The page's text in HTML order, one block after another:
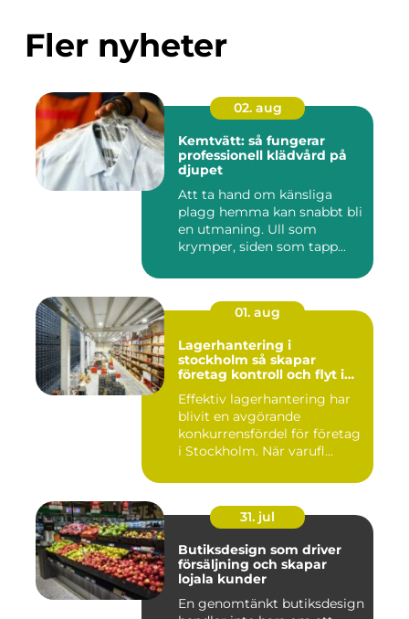
Fler nyheter
02. aug
Kemtvätt: så fungerar
professionell klädvård på
djupet
Att ta hand om känsliga
plagg hemma kan snabbt bli
en utmaning. Ull som
krymper, siden som tapp...
01. aug
Lagerhantering i
stockholm så skapar
företag kontroll och flyt i
Effektiv lagerhantering har
blivit en avgörande
konkurrensfördel för företag
i Stockholm. När varufl...
31. jul
Butiksdesign som driver
försäljning och skapar
lojala kunder
En genomtänkt butiksdesign